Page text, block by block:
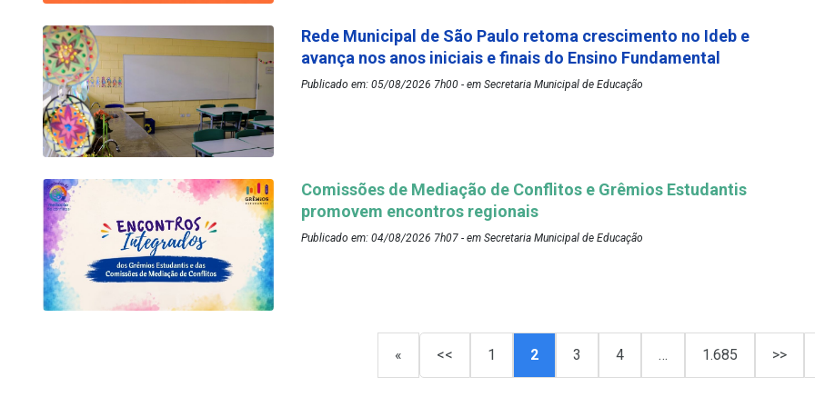
Rede Municipal de São Paulo retoma crescimento no Ideb e
avança nos anos iniciais e finais do Ensino Fundamental
Publicado em: 05/08/2026 7h00 - em Secretaria Municipal de Educação
Comissões de Mediação de Conflitos e Grêmios Estudantis
promovem encontros regionais
Publicado em: 04/08/2026 7h07 - em Secretaria Municipal de Educação
« << 1 2 3 4 … 1.685 >>